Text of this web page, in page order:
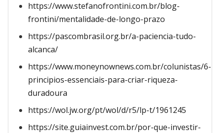
https://www.stefanofrontini.com.br/blog-
frontini/mentalidade-de-longo-prazo
https://pascombrasil.org.br/a-paciencia-tudo-
alcanca/
https://www.moneynownews.com.br/colunistas/6-
principios-essenciais-para-criar-riqueza-
duradoura
https://wol.jw.org/pt/wol/d/r5/lp-t/1961245
https://site.guiainvest.com.br/por-que-investir-